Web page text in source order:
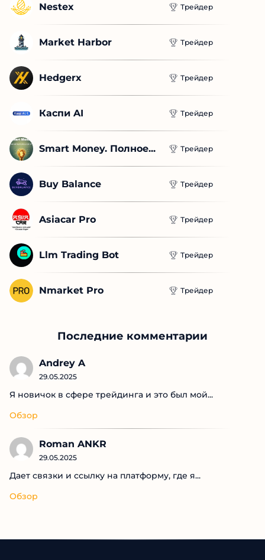
Nestex Трейдер
Market Harbor Трейдер
Hedgerx Трейдер
Каспи AI Трейдер
Smart Money. Полное... Трейдер
Buy Balance Трейдер
Asiacar Pro Трейдер
Llm Trading Bot Трейдер
Nmarket Pro Трейдер
Последние комментарии
Andrey A
29.05.2025
Я новичок в сфере трейдинга и это был мой...
Обзор
Roman ANKR
29.05.2025
Дает связки и ссылку на платформу, где я...
Обзор